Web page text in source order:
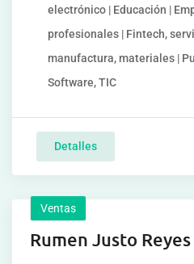
electrónico | Educación |
profesionales | Fintech,
manufactura, materiales |
Software, TIC
Detalles
Ventas
Rumen Justo